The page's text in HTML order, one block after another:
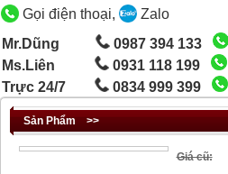
Gọi điện thoại,
Zalo
Mr.Dũng
0987 394 133
Ms.Liên
0931 118 199
Trực 24/7
0834 999 399
Sản Phẩm >>
Giá cũ: